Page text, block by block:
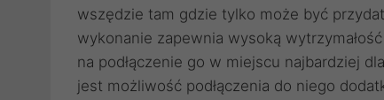
wszędzie tam gdzie tylko może być
wykonanie zapewnia wysoką
na podłączenie go w miejscu najbardziej
jest możliwość podłączenia do niego